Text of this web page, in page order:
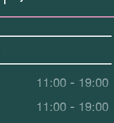
11:00 - 19:00
11:00 - 19:00